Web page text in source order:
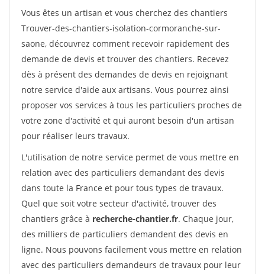
Vous êtes un artisan et vous cherchez des chantiers
Trouver-des-chantiers-isolation-cormoranche-sur-
saone, découvrez comment recevoir rapidement des
demande de devis et trouver des chantiers. Recevez
dès à présent des demandes de devis en rejoignant
notre service d'aide aux artisans. Vous pourrez ainsi
proposer vos services à tous les particuliers proches de
votre zone d'activité et qui auront besoin d'un artisan
pour réaliser leurs travaux.
L'utilisation de notre service permet de vous mettre en
relation avec des particuliers demandant des devis
dans toute la France et pour tous types de travaux.
Quel que soit votre secteur d'activité, trouver des
chantiers grâce à recherche-chantier.fr. Chaque jour,
des milliers de particuliers demandent des devis en
ligne. Nous pouvons facilement vous mettre en relation
avec des particuliers demandeurs de travaux pour leur